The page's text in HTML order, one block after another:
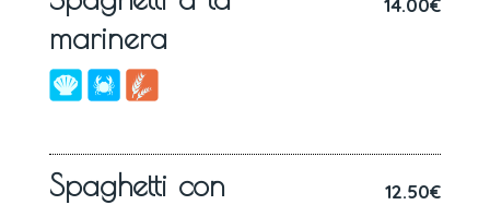
marinera
14.00€
Spaghetti con
12.50€